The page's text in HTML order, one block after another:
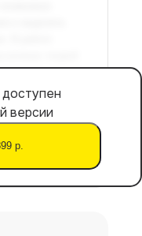
версии
р.